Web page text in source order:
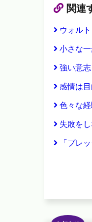
関連
ウォル
小さな
強い意
感情は
色々な
失敗を
「プレ